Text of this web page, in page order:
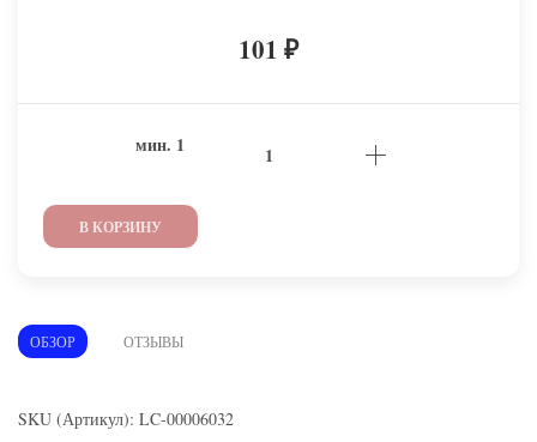
101 ₽
мин. 1
В КОРЗИНУ
ОБЗОР ОТЗЫВЫ
SKU (Артикул): LC-00006032